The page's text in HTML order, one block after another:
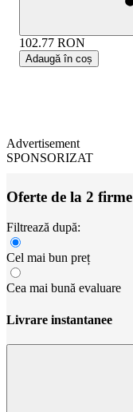
102.77 RON
Adaugă în coș
Advertisement
SPONSORIZAT
Oferte de la 2 firme
Filtrează după:
Cel mai bun preț
Cea mai bună evaluare
Livrare instantanee